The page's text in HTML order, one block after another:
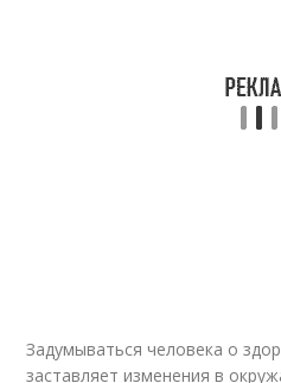
Задумываться человека о
заставляет изменения в